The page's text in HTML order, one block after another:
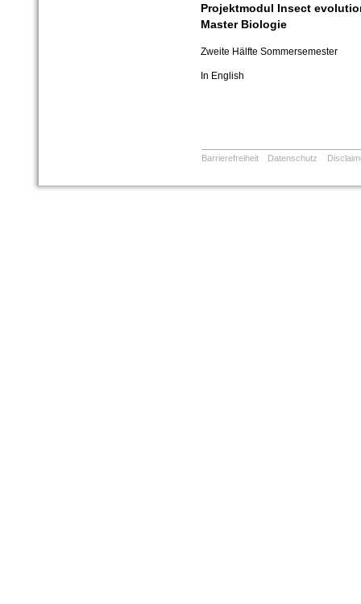
Projektmodul Insect
Master Biologie
Zweite Hälfte Sommersemester
In English
Barrierefreiheit Datenschutz